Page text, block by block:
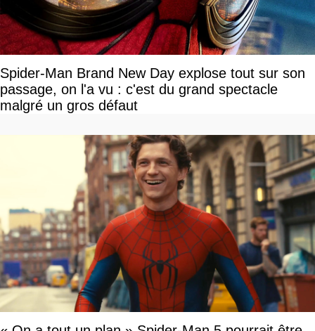
Spider-Man Brand New Day explose tout sur son
passage, on l'a vu : c'est du grand spectacle
malgré un gros défaut